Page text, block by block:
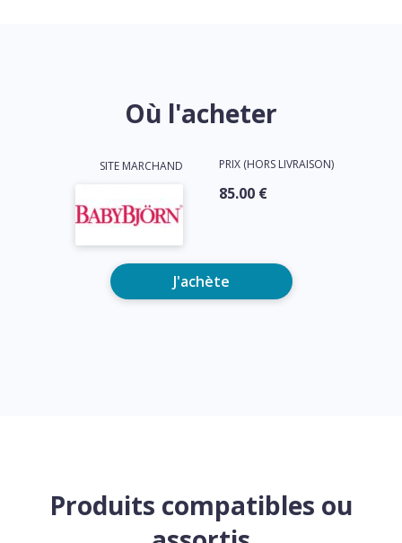
Où l'acheter
SITE MARCHAND PRIX (HORS LIVRAISON)
85.00 €
J'achète
Produits compatibles ou